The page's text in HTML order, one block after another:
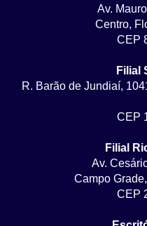
Av.
Centro,
CEP
Filial
R. Barão de Jundiaí,
CEP
Filial
Av.
Campo
CEP